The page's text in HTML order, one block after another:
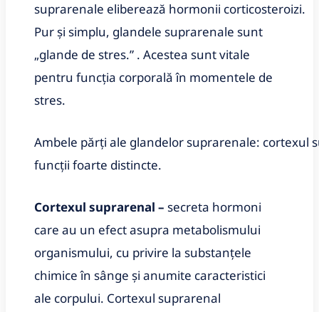
suprarenale eliberează hormonii corticosteroizi.
Pur și simplu, glandele suprarenale sunt
„glande de stres.” . Acestea sunt vitale
pentru funcția corporală în momentele de
stres.
Ambele părți ale glandelor suprarenale: cortexul
funcții foarte distincte.
Cortexul suprarenal – secreta hormoni
care au un efect asupra metabolismului
organismului, cu privire la substanțele
chimice în sânge și anumite caracteristici
ale corpului. Cortexul suprarenal